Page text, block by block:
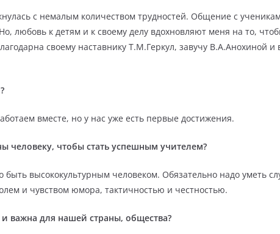
с немалым количеством трудностей. Общение с
любовь к детям и к своему делу вдохновляют меня на то,
своему наставнику Т.М.Геркул, завучу В.А.Анохиной
вместе, но у нас уже есть первые достижения.
человеку, чтобы стать успешным учителем?
высококультурным человеком. Обязательно надо уметь
и чувством юмора, тактичностью и честностью.
важна для нашей страны, общества?